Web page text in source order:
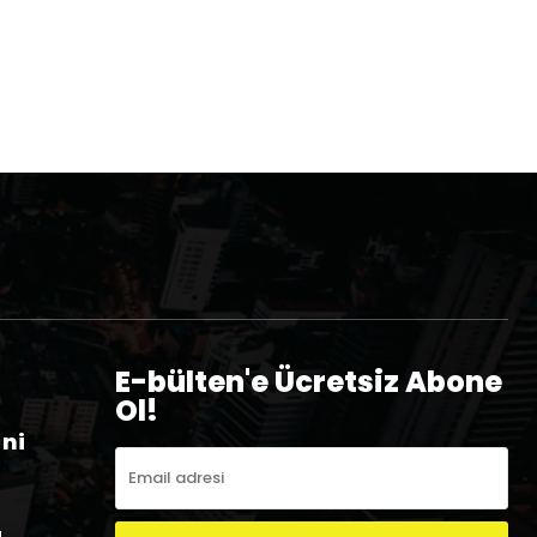
E-bülten'e Ücretsiz Abone
Ol!